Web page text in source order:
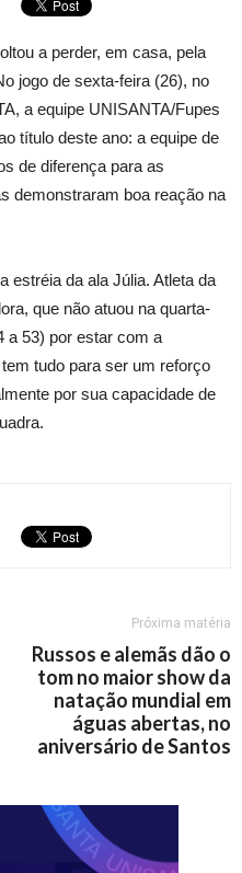
a perder, em casa, pela
jogo de sexta-feira (26), no
a equipe UNISANTA/Fupes
título deste ano: a equipe de
de diferença para as
demonstraram boa reação na
estréia da ala Júlia. Atleta da
que não atuou na quarta-
a 53) por estar com a
tudo para ser um reforço
por sua capacidade de
Próxima matéria
Russos e alemãs dão o
tom no maior show da
natação mundial em
águas abertas, no
aniversário de Santos